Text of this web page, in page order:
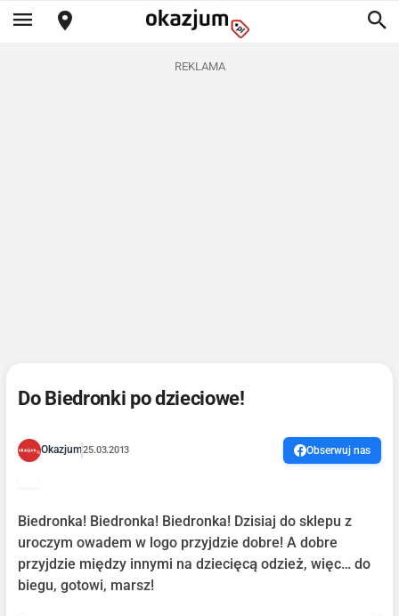
REKLAMA
Do Biedronki po dzieciowe!
Okazjum25.03.2013 Obserwuj nas
Biedronka! Biedronka! Biedronka! Dzisiaj do sklepu z
uroczym owadem w logo przyjdzie dobre! A dobre
przyjdzie między innymi na dziecięcą odzież, więc… do
biegu, gotowi, marsz!